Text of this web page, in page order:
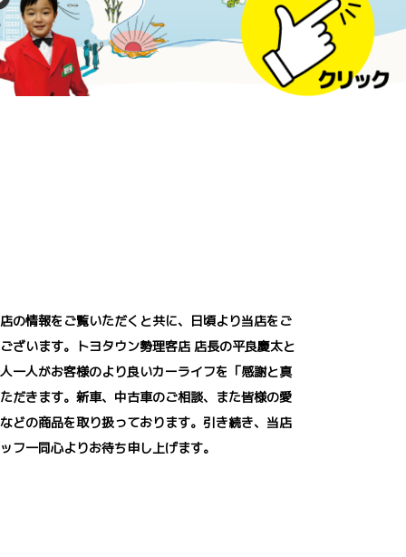
の情報をご覧いただくと共に、日頃より当店をご
ざいます。トヨタウン勢理客店 店長の平良慶太と
一人がお客様のより良いカーライフを「感謝と真
だきます。新車、中古車のご相談、また皆様の愛
どの商品を取り扱っております。引き続き、当店
フ一同心よりお待ち申し上げます。